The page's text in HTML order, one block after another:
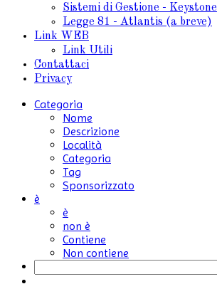
Sistemi di Gestione - Keystone
Legge 81 - Atlantis (a breve)
Link WEB
Link Utili
Contattaci
Privacy
Categoria
Nome
Descrizione
Località
Categoria
Tag
Sponsorizzato
è
è
non è
Contiene
Non contiene